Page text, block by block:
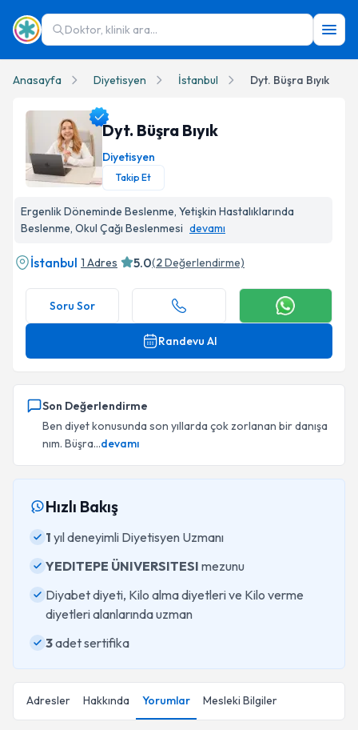
Doktor, klinik ara...
Anasayfa Diyetisyen İstanbul Dyt. Büşra Bıyık
Dyt. Büşra Bıyık
Diyetisyen
Takip Et
Ergenlik Döneminde Beslenme, Yetişkin Hastalıklarında
Beslenme, Okul Çağı Beslenmesi devamı
İstanbul 1 Adres 5.0(2Değerlendirme)
Soru Sor
Randevu Al
Son Değerlendirme
Ben diyet konusunda son yıllarda çok zorlanan bir danışa
nım. Büşra...devamı
Hızlı Bakış
1 yıl deneyimli Diyetisyen Uzmanı
YEDITEPE ÜNIVERSITESI mezunu
Diyabet diyeti, Kilo alma diyetleri ve Kilo verme
diyetleri alanlarında uzman
3adet sertifika
Adresler Hakkında Yorumlar Mesleki Bilgiler